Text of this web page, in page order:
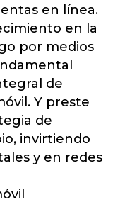
en línea.
en la
por medios
de
Y preste
de
invirtiendo
y en redes